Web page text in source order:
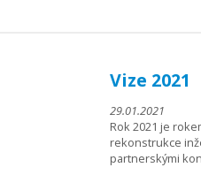
Vize 2021
29.01.2021
Rok 2021 je
rekonstrukce
partnerskými